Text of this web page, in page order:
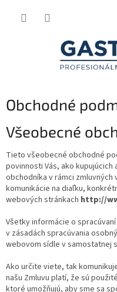
Obchodné
Všeobecné
Tieto všeobecné obchodné
povinnosti Vás, ako kupujúcich
obchodníka v rámci
komunikácie na diaľku,
webových stránkach http://
Všetky informácie o
v zásadách spracúvania
webovom sídle v samostatnej
Ako určite viete, tak
našu Zmluvu platí, že sú
ktoré umožňujú, aby sme sa